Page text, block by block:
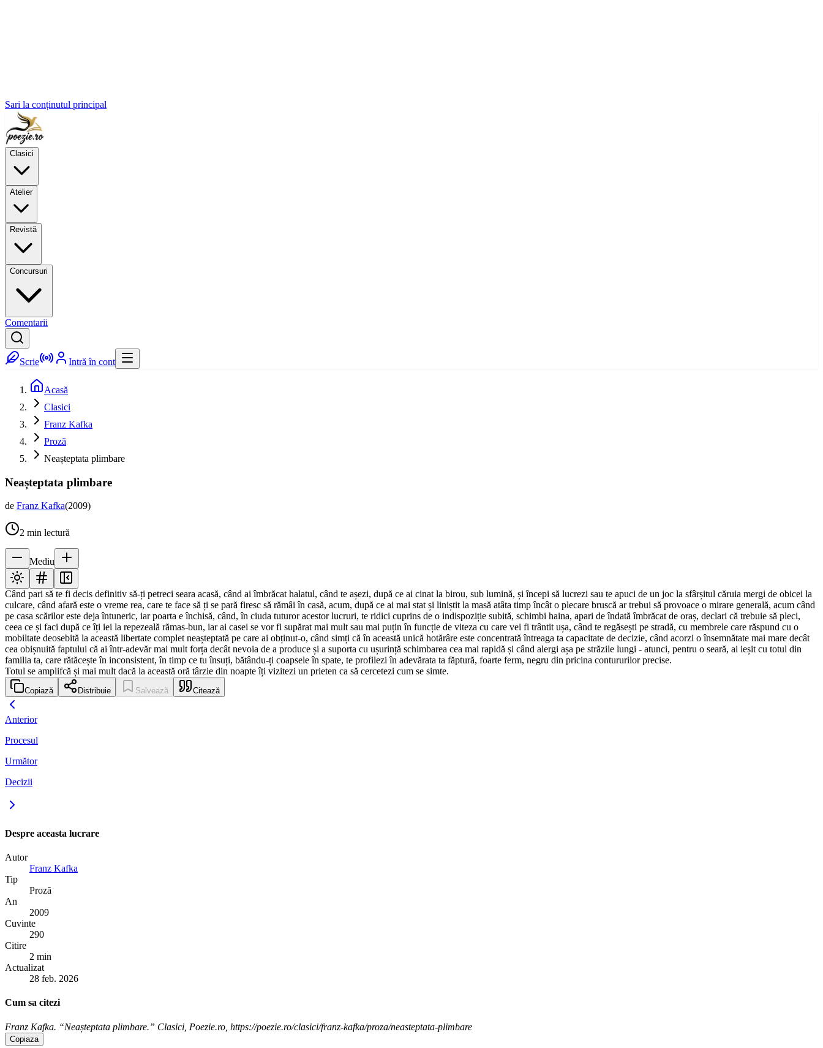
Sari la conținutul principal
Clasici
Atelier
Revistă
Concursuri
Comentarii
Scrie Intră în cont
Acasă
Clasici
Franz Kafka
Proză
Neașteptata plimbare
Neașteptata plimbare
de Franz Kafka(2009)
2 min lectură
Mediu
Când pari să te fi decis definitiv să-ți petreci seara acasă, când ai îmbrăcat halatul, când te așezi, după ce ai cinat la birou, sub lumină, și începi să lucrezi sau te apuci de un joc la sfârșitul căruia mergi de obicei la
culcare, când afară este o vreme rea, care te face să ți se pară firesc să rămâi în casă, acum, după ce ai mai stat și liniștit la masă atâta timp încât o plecare bruscă ar trebui să provoace o mirare generală, acum când
pe casa scărilor este deja întuneric, iar poarta e închisă, când, în ciuda tuturor acestor lucruri, te ridici cuprins de o indispoziție subită, schimbi haina, apari de îndată îmbrăcat de oraș, declari că trebuie să pleci,
ceea ce și faci după ce îți iei la repezeală rămas-bun, iar ai casei se vor fi supărat mai mult sau mai puțin în funcție de viteza cu care vei fi trântit ușa, când te regăsești pe stradă, cu membrele care răspund cu o
mobiltate deosebită la această libertate complet neașteptată pe care ai obținut-o, când simți că în această unică hotărâre este concentrată întreaga ta capacitate de decizie, când acorzi o însemnătate mai mare decât
cea obișnuită faptului că ai într-adevăr mai mult forța decât nevoia de a produce și a suporta cu ușurință schimbarea cea mai rapidă și când alergi așa pe străzile lungi - atunci, pentru o seară, ai ieșit cu totul din
familia ta, care rătăcește în inconsistent, în timp ce tu însuți, bătându-ți coapsele în spate, te profilezi în adevărata ta făptură, foarte ferm, negru din pricina contururilor precise.
Totul se amplifcă și mai mult dacă la această oră târzie din noapte îți vizitezi un prieten ca să cercetezi cum se simte.
Copiază Distribuie Salvează Citează
Anterior
Procesul
Următor
Decizii
Despre aceasta lucrare
Autor
Franz Kafka
Tip
Proză
An
2009
Cuvinte
290
Citire
2 min
Actualizat
28 feb. 2026
Cum sa citezi
Franz Kafka. “Neașteptata plimbare.” Clasici, Poezie.ro, https://poezie.ro/clasici/franz-kafka/proza/neasteptata-plimbare
Copiaza